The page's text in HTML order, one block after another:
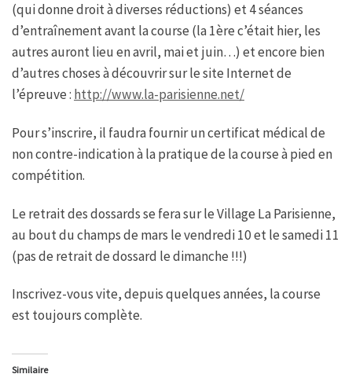
(qui donne droit à diverses réductions) et 4 séances
d’entraînement avant la course (la 1ère c’était hier, les
autres auront lieu en avril, mai et juin…) et encore bien
d’autres choses à découvrir sur le site Internet de
l’épreuve : http://www.la-parisienne.net/
Pour s’inscrire, il faudra fournir un certificat médical de
non contre-indication à la pratique de la course à pied en
compétition.
Le retrait des dossards se fera sur le Village La Parisienne,
au bout du champs de mars le vendredi 10 et le samedi 11
(pas de retrait de dossard le dimanche !!!)
Inscrivez-vous vite, depuis quelques années, la course
est toujours complète.
Similaire